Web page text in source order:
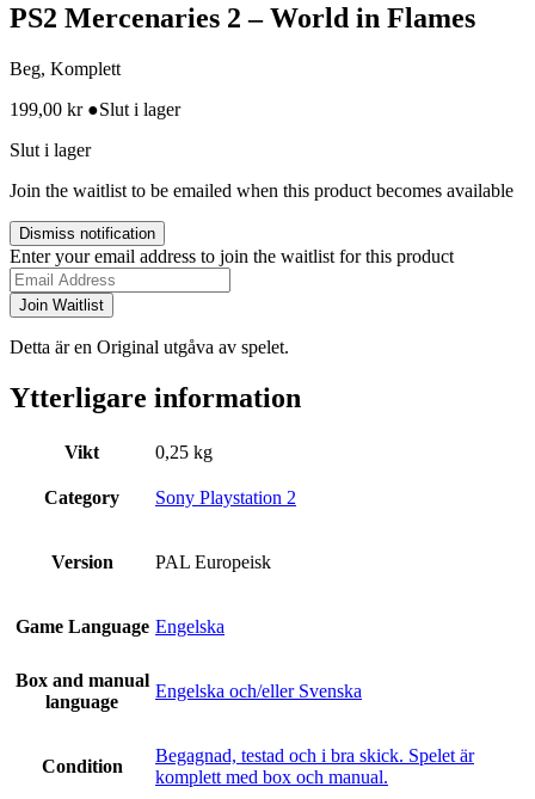
PS2 Mercenaries 2 – World in Flames
Beg, Komplett
199,00 kr ●Slut i lager
Slut i lager
Join the waitlist to be emailed when this product becomes available
Dismiss notification
Enter your email address to join the waitlist for this product
Join Waitlist
Detta är en Original utgåva av spelet.
Ytterligare information
Vikt 0,25 kg
Category Sony Playstation 2
Version PAL Europeisk
Game Language Engelska
Box and manual
language
Engelska och/eller Svenska
Condition
Begagnad, testad och i bra skick. Spelet är
komplett med box och manual.